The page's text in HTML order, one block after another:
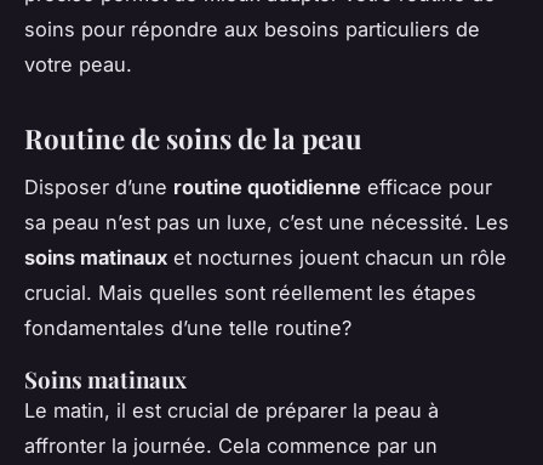
soins pour répondre aux besoins particuliers de
votre peau.
Routine de soins de la peau
Disposer d’une routine quotidienne efficace pour
sa peau n’est pas un luxe, c’est une nécessité. Les
soins matinaux et nocturnes jouent chacun un rôle
crucial. Mais quelles sont réellement les étapes
fondamentales d’une telle routine?
Soins matinaux
Le matin, il est crucial de préparer la peau à
affronter la journée. Cela commence par un